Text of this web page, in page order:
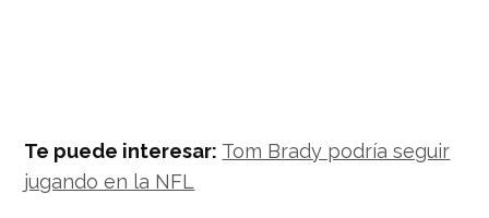
Te puede interesar: Tom Brady podría seguir
jugando en la NFL